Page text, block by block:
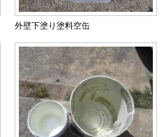
外壁下塗り塗料空缶